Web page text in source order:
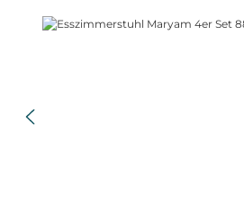
Bildergalerie überspringen